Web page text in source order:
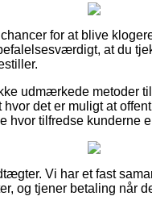
for at blive
at du
udmærkede metoder
det er muligt at
hvor tilfredse kunderne
Vi har et fast
og tjener betaling når